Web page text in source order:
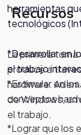
herramientas
tecnológicos
*Desarrollar en
el trabajo
*Estimular en
conceptos
*Lograr que los
Recursos
La primera
produce a
hardware.
de Windows,
el trabajo.